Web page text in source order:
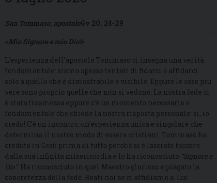
San Tommaso, apostoloGv 20, 24-29
«Mio Signore e mio Dio!»
L’esperienza dell’apostolo Tommaso ci insegna una verità
fondamentale: siamo spesso tentati di fidarci e affidarci
solo a quello che è dimostrabile e visibile. Eppure le cose più
vere sono proprio quelle che non si vedono. La nostra fede ci
è stata trasmessa eppure c’è un momento necessario e
fondamentale che chiede la nostra risposta personale: sì, io
credo! C’è un incontro, un’esperienza unica e singolare che
determina il nostro modo di essere cristiani. Tommaso ha
creduto in Gesù prima di tutto perché si è lasciato toccare
dalla sua infinita misericordia e lo ha riconosciuto “Signore e
Dio”. Ha riconosciuto in quel Maestro glorioso e piagato la
concretezza della fede. Beati noi se ci affidiamo a Lui